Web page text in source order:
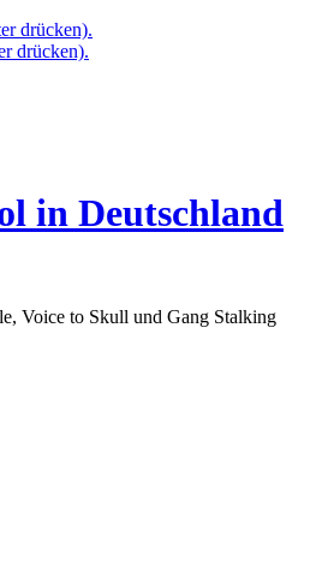
drücken).
drücken).
in Deutschland
Voice to Skull und Gang Stalking